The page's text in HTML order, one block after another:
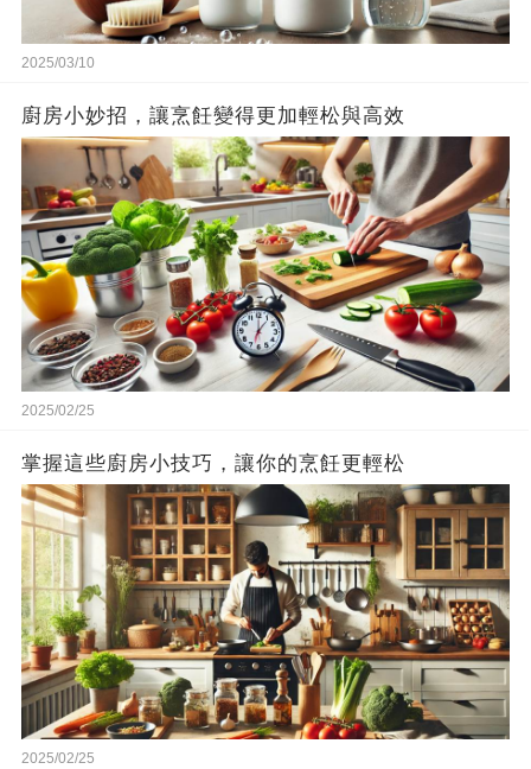
2025/03/10
廚房小妙招，讓烹飪變得更加輕松與高效
2025/02/25
掌握這些廚房小技巧，讓你的烹飪更輕松
2025/02/25